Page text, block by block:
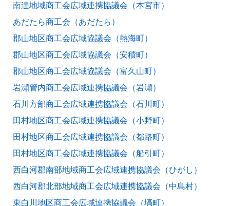
南達地域商工会広域連携協議会（本宮市）
あだたら商工会（あだたら）
郡山地区商工会広域協議会（熱海町）
郡山地区商工会広域協議会（安積町）
郡山地区商工会広域協議会（富久山町）
岩瀬管内商工会広域連携協議会（岩瀬）
石川方部商工会広域連携協議会（石川町）
田村地区商工会広域連携協議会（小野町）
田村地区商工会広域連携協議会（都路町）
田村地区商工会広域連携協議会（船引町）
西白河郡南部地域商工会広域連携協議会（ひがし）
西白河郡北部地域商工会広域連携協議会（中島村）
東白川地区商工会広域連携協議会（塙町）